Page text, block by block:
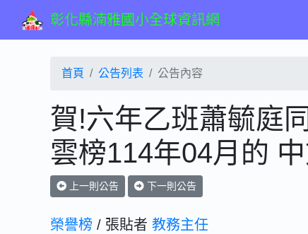
彰化縣湳雅國小全球資訊網
首頁 公告列表 公告內容
賀!六年乙班蕭毓庭
雲榜114年04月的
上一則公告 下一則公告
榮譽榜 / 張貼者 教務主任